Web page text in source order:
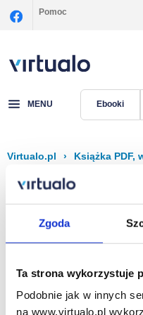
Zgoda
Ta strona wykorzystuje
Podobnie jak w innych
na www.virtualo.pl
Pomoc
MENU Ebooki
Virtualo.pl › Książka PDF,
Filtruj